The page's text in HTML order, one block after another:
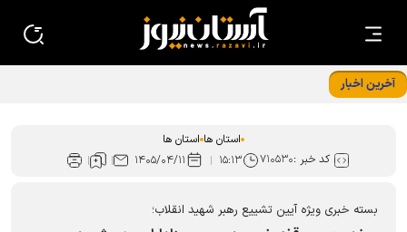
آخرین اخبار
استان ها استان ها
کد خبر :۷۱۰۵۳۰ ۱۵:۱۳ ۱۴۰۵/۰۴/۱۱
بسته خبری ویژه آیین تشییع رهبر شهید انقلاب؛